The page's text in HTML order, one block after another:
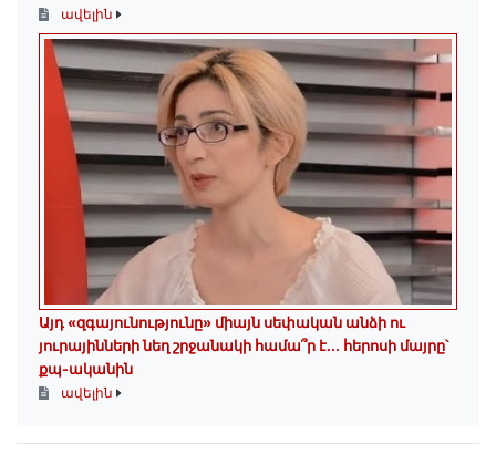
ավելին
Այդ «զգայունությունը» միայն սեփական անձի ու
յուրայինների նեղ շրջանակի համա՞ր է․․․ հերոսի մայրը՝
քպ-ականին
ավելին